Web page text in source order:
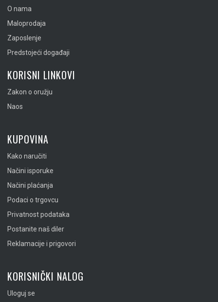
O nama
Maloprodaja
Zaposlenje
Predstojeći događaji
KORISNI LINKOVI
Zakon o oružju
Naos
KUPOVINA
Kako naručiti
Načini isporuke
Načini plaćanja
Podaci o trgovcu
Privatnost podataka
Postanite naš diler
Reklamacije i prigovori
KORISNIČKI NALOG
Uloguj se